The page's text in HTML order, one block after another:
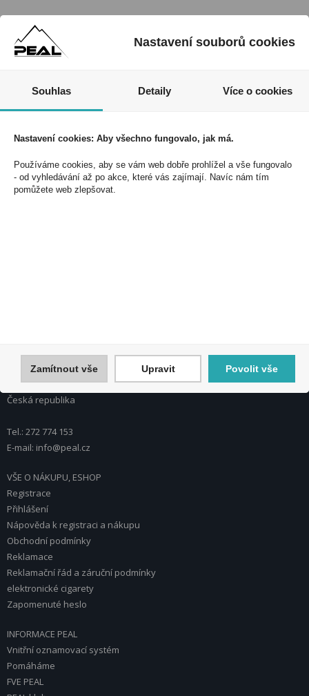
I přesto, že jsou informace o výrobcích pravidelně
aktualizovány, nemůžeme přijmout odpovědnost za jakékoliv
nesprávné informace. To však nemá vliv na Vaše práva dle
zákona. Tyto informace jsou podávány pouze pro osobní použití
DonPealo ani bez řádného uvedení zdroje.
Jednoduše se přihlaste k odběru novinek a využijte
exkluzivních výhod!
PEAL a.s.
U Plynárny 412/101
101 00 Praha 10
Česká republika
Tel.: 272 774 153
E-mail: info@peal.cz
VŠE O NÁKUPU, ESHOP
Registrace
Přihlášení
Nápověda k registraci a nákupu
Obchodní podmínky
Reklamace
Reklamační řád a záruční podmínky
elektronické cigarety
Zapomenuté heslo
INFORMACE PEAL
Vnitřní oznamovací systém
Pomáháme
FVE PEAL
Nastavení souborů cookies
Souhlas Detaily Více o cookies
Nastavení cookies: Aby všechno fungovalo, jak má.
Používáme cookies, aby se vám web dobře prohlížel a vše fungovalo
- od vyhledávání až po akce, které vás zajímají. Navíc nám tím
pomůžete web zlepšovat.
Zamítnout vše Upravit Povolit vše